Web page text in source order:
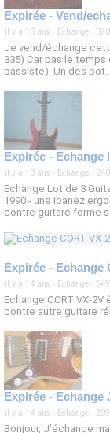
Expirée - Vend/
il y a 13 ans · Echange ·
Je vend/échange
335) Car pas le
bassiste). Un des
Expirée - Echange
il y a 13 ans · Echange ·
Echange Lot de 3
1990 - une ibanez
contre guitare forme
Expirée - Echange
il y a 14 ans · Echange ·
Echange CORT VX-
contre autre guitare
Expirée -
il y a 14 ans · Echange ·
Bonjour, J’échange